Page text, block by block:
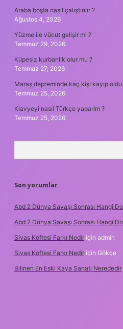
Araba boşta nasıl çalıştırılır ?
Ağustos 4, 2026
Yüzme ile vücut gelişir mi ?
Temmuz 29, 2026
Küpesiz kurbanlık olur mu ?
Temmuz 27, 2026
Maraş depreminde kaç kişi kayıp oldu
Temmuz 25, 2026
Klavyeyi nasıl Türkçe yaparim ?
Temmuz 25, 2026
Son yorumlar
Abd 2 Dünya Savaşı Sonrası Hangi
Abd 2 Dünya Savaşı Sonrası Hangi
Sivas Köftesi Farkı Nedir için admin
Sivas Köftesi Farkı Nedir için Gökçe
Bilinen En Eski Kaya Sanatı Nerededir